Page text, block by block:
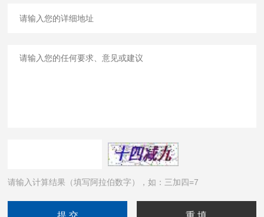
请输入计算结果（填写阿拉伯数字），如：三加四=7